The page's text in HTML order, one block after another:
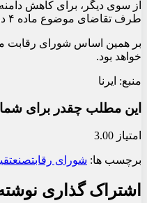
طرف تقاضای موضوع ماده ۴ دستورالعمل، با تعیین کف مقدار عرضه به شورا ارائه دهد و شورا پس از بررسی در این مورد اعلام رأی خواهد کرد.
بر همین اساس شورای رقابت
خواهد بود.
منبع: ایرنا
این مطلب چقدر برای شما
امتیاز 3.00
برچسب ها: شورای رقابتصنعت
اشتراک گذاری